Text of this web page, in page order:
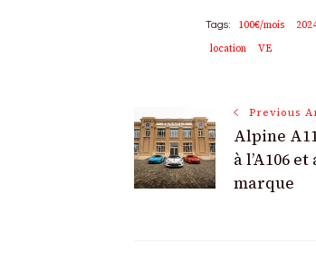
Tags: 100€/mois
location
VE
Post
Navigation
Previous
Alpine
à l’A106
marque